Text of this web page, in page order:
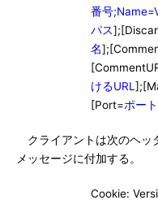
番号
パス
名
けるURL
[Port=ポー
クライアントは次のヘッ
メッセージに付加する。
Cookie: